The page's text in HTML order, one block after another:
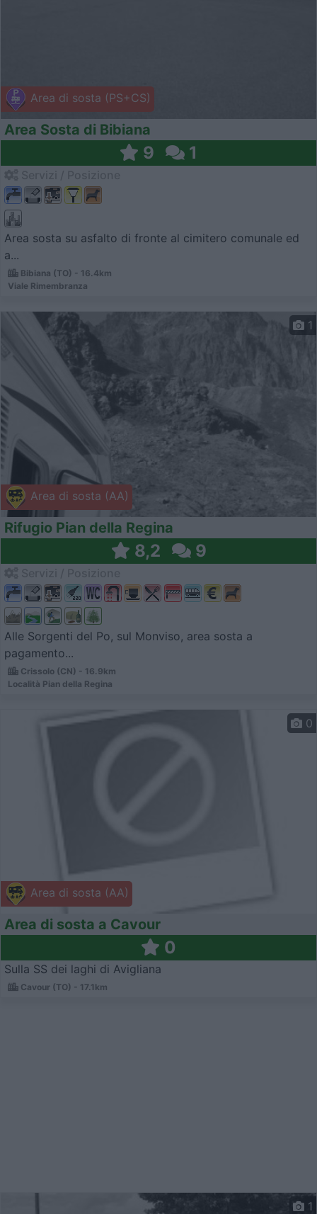
Area di sosta (PS+CS)
Area Sosta di Bibiana
9 1
Area sosta su asfalto di fronte al cimitero comunale ed
a...
Bibiana (TO) - 16.4km
Viale Rimembranza
Area di sosta (AA)
1
Rifugio Pian della Regina
8,2 9
Alle Sorgenti del Po, sul Monviso, area sosta a
pagamento...
Crissolo (CN) - 16.9km
Località Pian della Regina
Area di sosta (AA)
0
Area di sosta a Cavour
0
Sulla SS dei laghi di Avigliana
Cavour (TO) - 17.1km
1